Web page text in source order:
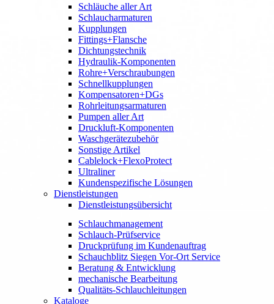
Schläuche aller Art
Schlaucharmaturen
Kupplungen
Fittings+Flansche
Dichtungstechnik
Hydraulik-Komponenten
Rohre+Verschraubungen
Schnellkupplungen
Kompensatoren+DGs
Rohrleitungsarmaturen
Pumpen aller Art
Druckluft-Komponenten
Waschgerätezubehör
Sonstige Artikel
Cablelock+FlexoProtect
Ultraliner
Kundenspezifische Lösungen
Dienstleistungen
Dienstleistungsübersicht
Schlauchmanagement
Schlauch-Prüfservice
Druckprüfung im Kundenauftrag
Schauchblitz Siegen Vor-Ort Service
Beratung & Entwicklung
mechanische Bearbeitung
Qualitäts-Schlauchleitungen
Kataloge